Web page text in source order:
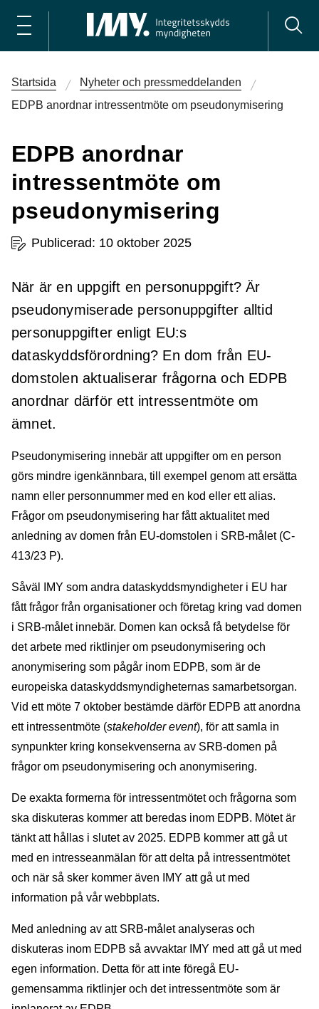
Startsida
Nyheter och pressmeddelanden
EDPB anordnar intressentmöte om pseudonymisering
EDPB anordnar
intressentmöte om
pseudonymisering
Publicerad: 10 oktober 2025
När är en uppgift en personuppgift? Är
pseudonymiserade personuppgifter alltid
personuppgifter enligt EU:s
dataskyddsförordning? En dom från EU-
domstolen aktualiserar frågorna och EDPB
anordnar därför ett intressentmöte om
ämnet.
Pseudonymisering innebär att uppgifter om en person
görs mindre igenkännbara, till exempel genom att ersätta
namn eller personnummer med en kod eller ett alias.
Frågor om pseudonymisering har fått aktualitet med
anledning av domen från EU-domstolen i SRB-målet (C-
413/23 P).
Såväl IMY som andra dataskyddsmyndigheter i EU har
fått frågor från organisationer och företag kring vad domen
i SRB-målet innebär. Domen kan också få betydelse för
det arbete med riktlinjer om pseudonymisering och
anonymisering som pågår inom EDPB, som är de
europeiska dataskyddsmyndigheternas samarbetsorgan.
Vid ett möte 7 oktober bestämde därför EDPB att anordna
ett intressentmöte (stakeholder event), för att samla in
synpunkter kring konsekvenserna av SRB-domen på
frågor om pseudonymisering och anonymisering.
De exakta formerna för intressentmötet och frågorna som
ska diskuteras kommer att beredas inom EDPB. Mötet är
tänkt att hållas i slutet av 2025. EDPB kommer att gå ut
med en intresseanmälan för att delta på intressentmötet
och när så sker kommer även IMY att gå ut med
information på vår webbplats.
Med anledning av att SRB-målet analyseras och
diskuteras inom EDPB så avvaktar IMY med att gå ut med
egen information. Detta för att inte föregå EU-
gemensamma riktlinjer och det intressentmöte som är